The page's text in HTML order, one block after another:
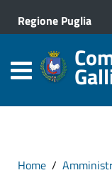
Regione Puglia
Home